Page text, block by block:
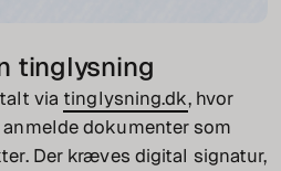
tinglysning
via tinglysning.dk, hvor
anmelde dokumenter som
Der kræves digital signatur,